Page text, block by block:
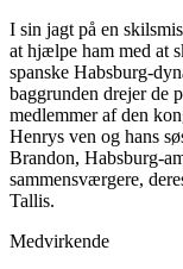
I sin jagt på en
at hjælpe ham med at
spanske Habsburg-
baggrunden drejer de
medlemmer af den
Henrys ven og hans
Brandon, Habsburg-
sammensværgere,
Tallis.
Medvirkende